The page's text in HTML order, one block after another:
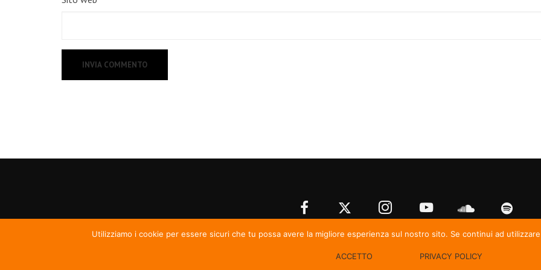
© Irma Records
Utilizziamo i cookie per essere sicuri che tu possa avere la migliore esperienza sul nostro sito. Se continui ad
ACCETTO PRIVACY POLICY